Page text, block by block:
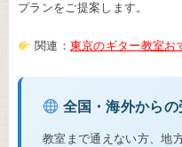
プランをご提案します。
関連： 東京のギター教室お
全国・海外から
教室まで通えない方、地